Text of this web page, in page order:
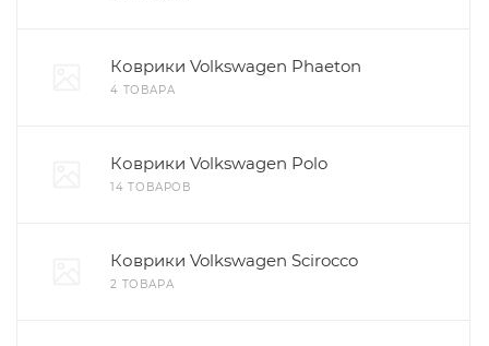
Коврики Volkswagen Phaeton
4 ТОВАРА
Коврики Volkswagen Polo
14 ТОВАРОВ
Коврики Volkswagen Scirocco
2 ТОВАРА